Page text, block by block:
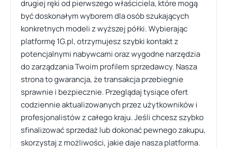
drugiej ręki od pierwszego właściciela, które mogą
być doskonałym wyborem dla osób szukających
konkretnych modeli z wyższej półki. Wybierając
platformę 1G.pl, otrzymujesz szybki kontakt z
potencjalnymi nabywcami oraz wygodne narzędzia
do zarządzania Twoim profilem sprzedawcy. Nasza
strona to gwarancja, że transakcja przebiegnie
sprawnie i bezpiecznie. Przeglądaj tysiące ofert
codziennie aktualizowanych przez użytkowników i
profesjonalistów z całego kraju. Jeśli chcesz szybko
sfinalizować sprzedaż lub dokonać pewnego zakupu,
skorzystaj z możliwości, jakie daje nasza platforma.